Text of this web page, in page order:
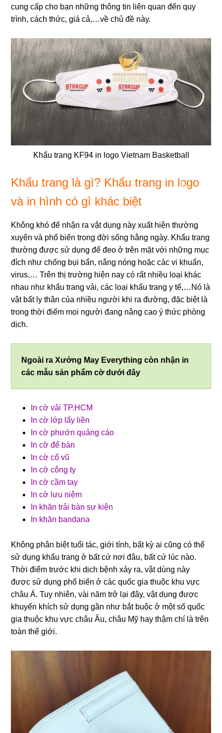
cung cấp cho bạn những thông tin liên quan đến quy
trình, cách thức, giá cả,…về chủ đề này.
Khẩu trang KF94 in logo Vietnam Basketball
Khẩu trang là gì? Khẩu trang in logo
và in hình có gì khác biệt
Không khó để nhận ra vật dụng này xuất hiện thường
xuyên và phổ biến trong đời sống hằng ngày. Khẩu trang
thường được sử dụng để đeo ở trên mặt với những mục
đích như chống bụi bẩn, nắng nóng hoặc các vi khuẩn,
virus,… Trên thị trường hiện nay có rất nhiều loại khác
nhau như khẩu trang vải, các loại khẩu trang y tế,…Nó là
vật bất ly thân của nhiều người khi ra đường, đặc biệt là
trong thời điểm mọi người đang nâng cao ý thức phòng
dịch.
Ngoài ra Xưởng May Everything còn nhận in
các mẫu sản phẩm cờ dưới đây
In cờ vải TP.HCM
In cờ lớp lấy liền
In cờ phướn quảng cáo
In cờ để bàn
In cờ cổ vũ
In cờ công ty
In cờ cầm tay
In cờ lưu niệm
In khăn trải bàn sự kiện
In khăn bandana
Không phân biệt tuổi tác, giới tính, bất kỳ ai cũng có thể
sử dụng khẩu trang ở bất cứ nơi đâu, bất cứ lúc nào.
Thời điểm trước khi dịch bệnh xảy ra, vật dùng này
được sử dụng phổ biến ở các quốc gia thuộc khu vực
châu Á. Tuy nhiên, vài năm trở lại đây, vật dụng được
khuyến khích sử dụng gần như bắt buộc ở một số quốc
gia thuộc khu vực châu Âu, châu Mỹ hay thậm chí là trên
toàn thế giới.
❄